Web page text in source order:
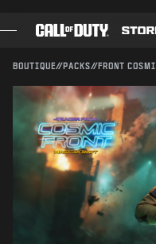
PASSE DE COMBAT
BLACK CELL
POINTS COD
BOUTIQUE D'ÉQUIPEMENT
BOUTIQUE//PACKS//FRONT
Compatible avec :
Activision peut
ce contenu en jeu à